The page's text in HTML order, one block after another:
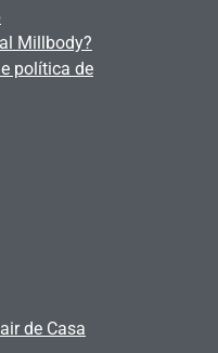
Millbody?
política de
de Casa